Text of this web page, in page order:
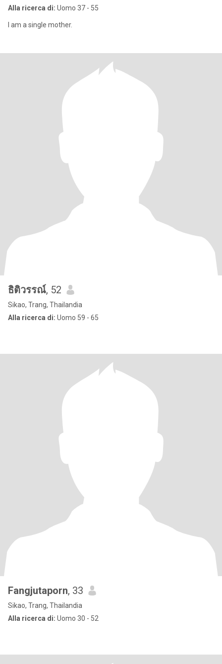
Alla ricerca di: Uomo 37 - 55
I am a single mother.
ธิติวรรณ์, 52
Sikao, Trang, Thailandia
Alla ricerca di: Uomo 59 - 65
Fangjutaporn, 33
Sikao, Trang, Thailandia
Alla ricerca di: Uomo 30 - 52